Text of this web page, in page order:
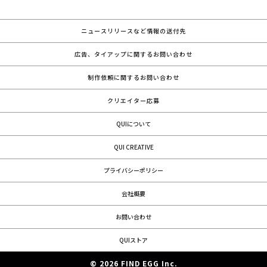
ニュースリリースなど情報の送付先
広告、タイアップに関するお問い合わせ
制作依頼に関するお問い合わせ
クリエイター応募
QUIについて
QUI CREATIVE
プライバシーポリシー
会社概要
お問い合わせ
QUIストア
© 2026 FIND EGG Inc.